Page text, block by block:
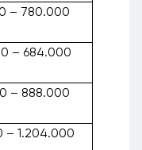
– 780.000
– 684.000
– 888.000
– 1.204.000